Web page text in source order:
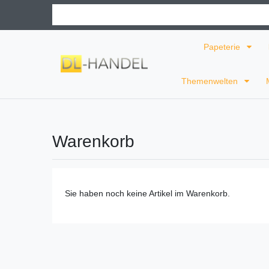
Papeterie
Themenwelten
Warenkorb
Sie haben noch keine Artikel im Warenkorb.